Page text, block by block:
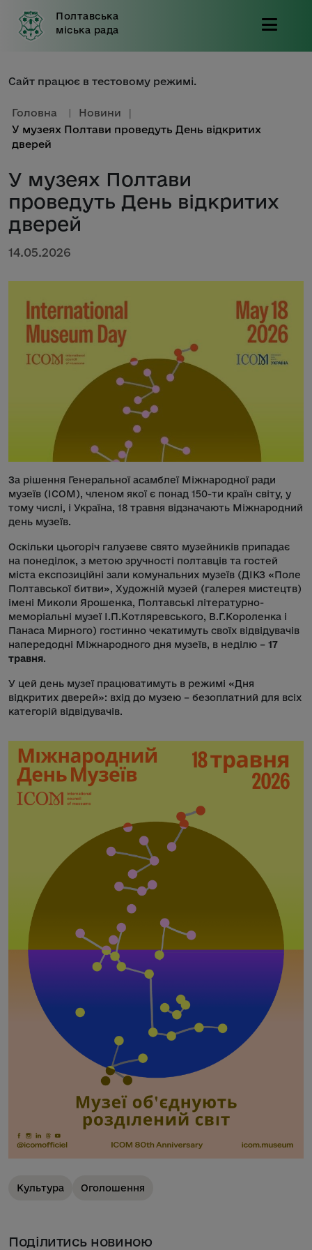
Полтавська
міська рада
Сайт працює в тестовому режимі.
Головна | Новини |
У музеях Полтави проведуть День відкритих
дверей
У музеях Полтави
проведуть День відкритих
дверей
14.05.2026
За рішення Генеральної асамблеї Міжнародної ради
музеїв (ІСОМ), членом якої є понад 150-ти країн світу, у
тому числі, і Україна, 18 травня відзначають Міжнародний
день музеїв.
Оскільки цьогоріч галузеве свято музейників припадає
на понеділок, з метою зручності полтавців та гостей
міста експозиційні зали комунальних музеїв (ДІКЗ «Поле
Полтавської битви», Художній музей (галерея мистецтв)
імені Миколи Ярошенка, Полтавські літературно-
меморіальні музеї І.П.Котляревського, В.Г.Короленка і
Панаса Мирного) гостинно чекатимуть своїх відвідувачів
напередодні Міжнародного дня музеїв, в неділю – 17
травня.
У цей день музеї працюватимуть в режимі «Дня
відкритих дверей»: вхід до музею – безоплатний для всіх
категорій відвідувачів.
Культура Оголошення
Поділитись новиною